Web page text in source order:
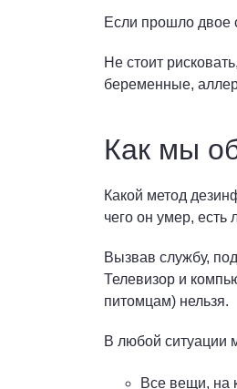
Если прошло двое
Не стоит
беременные,
Как мы
Какой метод
чего он умер, есть
Вызвав службу,
Телевизор и
питомцам) нельзя.
В любой ситуации
Все вещи, на